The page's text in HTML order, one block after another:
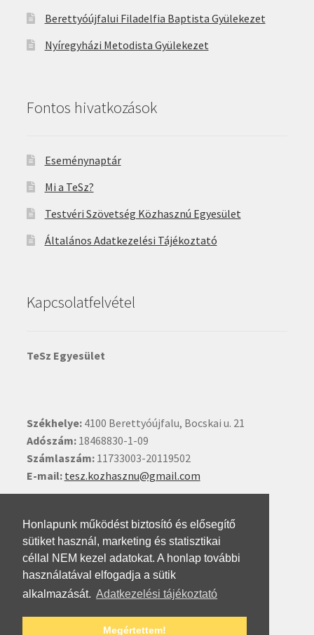
Honlapunk működést biztosító és elősegítő
sütiket használ, marketing és statisztikai
céllal NEM kezel adatokat. A honlap további
használatával elfogadja a sütik
alkalmazását. Adatkezelési tájékoztató
Megértettem!
Berettyóújfalui Filadelfia Baptista Gyülekezet
Nyíregyházi Metodista Gyülekezet
Fontos hivatkozások
Eseménynaptár
Mi a TeSz?
Testvéri Szövetség Közhasznú Egyesület
Általános Adatkezelési Tájékoztató
Kapcsolatfelvétel
TeSz Egyesület
Székhelye:4100 Berettyóújfalu, Bocskai u. 21
Adószám:18468830-1-09
Számlaszám:11733003-20119502
E-mail: tesz.kozhasznu@gmail.com
© Testvéri Szövetség 2026